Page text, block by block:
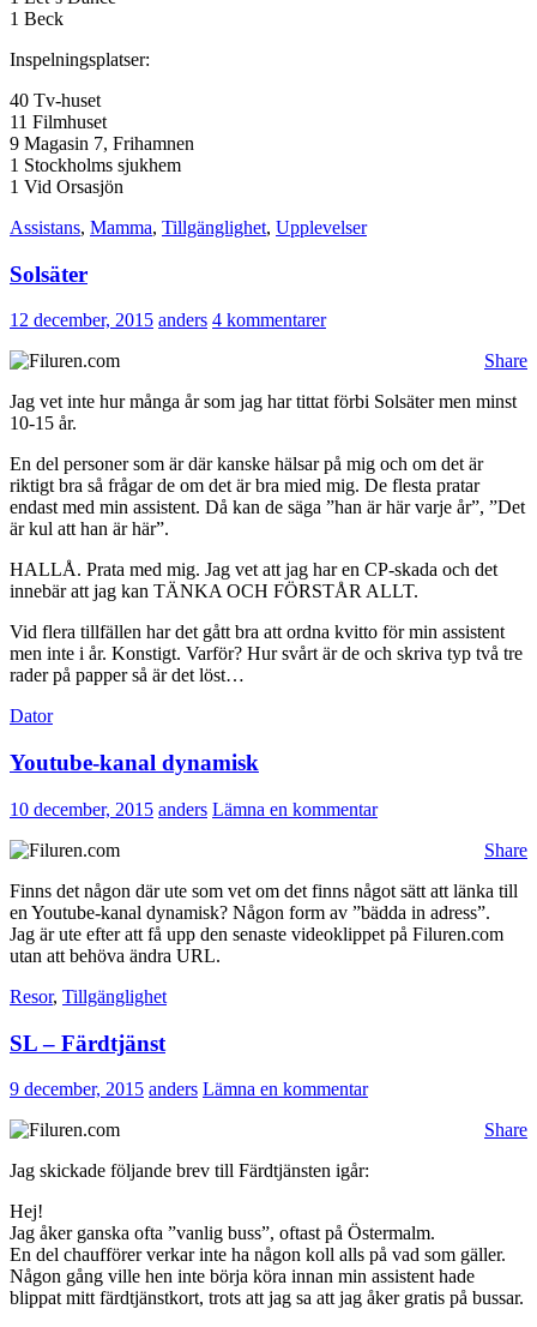
1 Beck
Inspelningsplatser:
40 Tv-huset
11 Filmhuset
9 Magasin 7, Frihamnen
1 Stockholms sjukhem
1 Vid Orsasjön
Assistans, Mamma, Tillgänglighet, Upplevelser
Solsäter
12 december, 2015 anders 4 kommentarer
Share
Jag vet inte hur många år som jag har tittat förbi Solsäter men minst
10-15 år.
En del personer som är där kanske hälsar på mig och om det är
riktigt bra så frågar de om det är bra mied mig. De flesta pratar
endast med min assistent. Då kan de säga ”han är här varje år”, ”Det
är kul att han är här”.
HALLÅ. Prata med mig. Jag vet att jag har en CP-skada och det
innebär att jag kan TÄNKA OCH FÖRSTÅR ALLT.
Vid flera tillfällen har det gått bra att ordna kvitto för min assistent
men inte i år. Konstigt. Varför? Hur svårt är de och skriva typ två tre
rader på papper så är det löst…
Dator
Youtube-kanal dynamisk
10 december, 2015 anders Lämna en kommentar
Share
Finns det någon där ute som vet om det finns något sätt att länka till
en Youtube-kanal dynamisk? Någon form av ”bädda in adress”.
Jag är ute efter att få upp den senaste videoklippet på Filuren.com
utan att behöva ändra URL.
Resor, Tillgänglighet
SL – Färdtjänst
9 december, 2015 anders Lämna en kommentar
Share
Jag skickade följande brev till Färdtjänsten igår:
Hej!
Jag åker ganska ofta ”vanlig buss”, oftast på Östermalm.
En del chaufförer verkar inte ha någon koll alls på vad som gäller.
Någon gång ville hen inte börja köra innan min assistent hade
blippat mitt färdtjänstkort, trots att jag sa att jag åker gratis på bussar.